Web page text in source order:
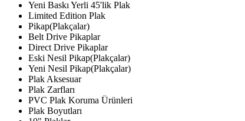
Yeni Baskı Yerli 45'lik Plak
Limited Edition Plak
Pikap(Plakçalar)
Belt Drive Pikaplar
Direct Drive Pikaplar
Eski Nesil Pikap(Plakçalar)
Yeni Nesil Pikap(Plakçalar)
Plak Aksesuar
Plak Zarfları
PVC Plak Koruma Ürünleri
Plak Boyutları